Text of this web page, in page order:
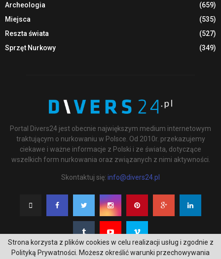
Archeologia
(659)
Miejsca
(535)
Reszta świata
(527)
Sprzęt Nurkowy
(349)
Portal Divers24 jest obecnie największym medium internetowym
traktującym o nurkowaniu w Polsce. Od 2010r. przekazujemy
ciekawe i ważne informacje z Polski i ze świata, dotyczące
wszelkich form nurkowania oraz związanych z nimi aktywności.
Skontaktuj się: info@divers24.pl
Strona korzysta z plików cookies w celu realizacji usług i zgodnie z
Polityką Prywatności. Możesz określić warunki przechowywania